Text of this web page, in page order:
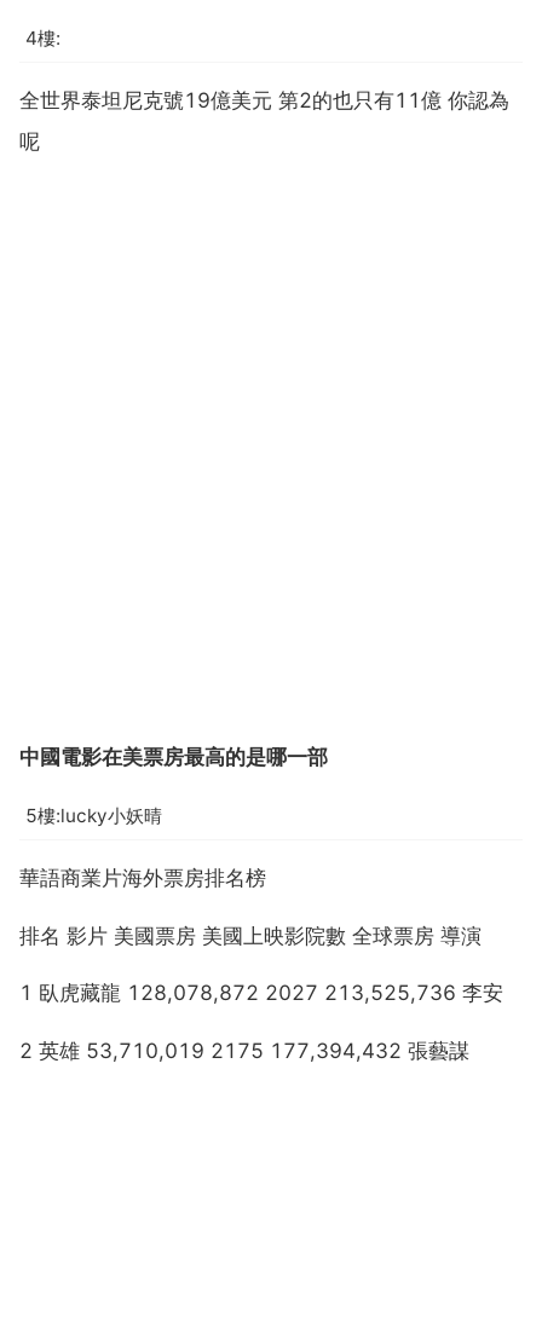
4樓:
全世界泰坦尼克號19億美元 第2的也只有11億 你認為
呢
中國電影在美票房最高的是哪一部
5樓:lucky小妖晴
華語商業片海外票房排名榜
排名 影片 美國票房 美國上映影院數 全球票房 導演
1 臥虎藏龍 128,078,872 2027 213,525,736 李安
2 英雄 53,710,019 2175 177,394,432 張藝謀